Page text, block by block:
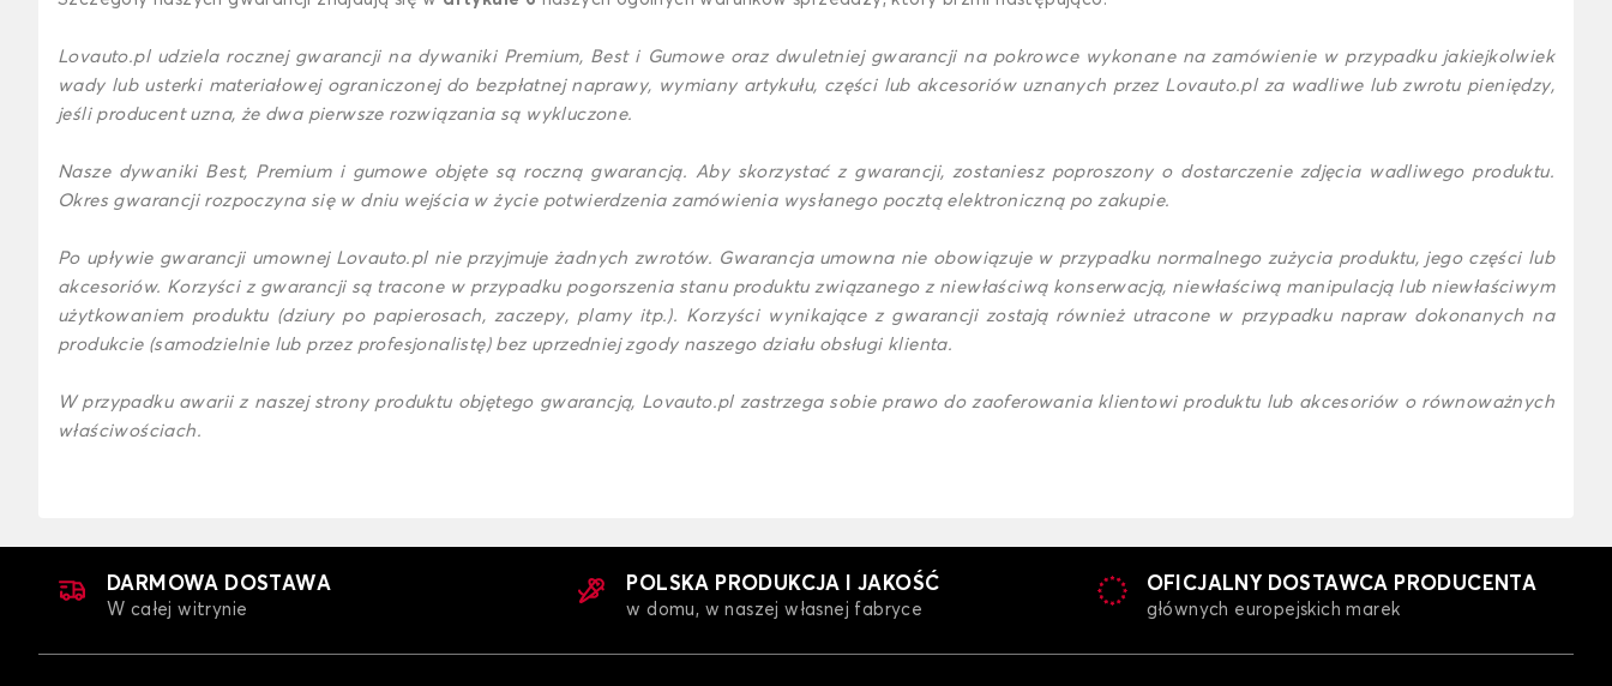
Lovauto.pl udziela rocznej gwarancji na dywaniki Premium, Best i Gumowe oraz dwuletniej gwarancji na pokrowce wykonane na zamówienie w przypadku jakiejkolwiek
wady lub usterki materiałowej ograniczonej do bezpłatnej naprawy, wymiany artykułu, części lub akcesoriów uznanych przez Lovauto.pl za wadliwe lub zwrotu pieniędzy,
jeśli producent uzna, że dwa pierwsze rozwiązania są wykluczone.
Nasze dywaniki Best, Premium i gumowe objęte są roczną gwarancją. Aby skorzystać z gwarancji, zostaniesz poproszony o dostarczenie zdjęcia wadliwego produktu.
Okres gwarancji rozpoczyna się w dniu wejścia w życie potwierdzenia zamówienia wysłanego pocztą elektroniczną po zakupie.
Po upływie gwarancji umownej Lovauto.pl nie przyjmuje żadnych zwrotów. Gwarancja umowna nie obowiązuje w przypadku normalnego zużycia produktu, jego części lub
akcesoriów. Korzyści z gwarancji są tracone w przypadku pogorszenia stanu produktu związanego z niewłaściwą konserwacją, niewłaściwą manipulacją lub niewłaściwym
użytkowaniem produktu (dziury po papierosach, zaczepy, plamy itp.). Korzyści wynikające z gwarancji zostają również utracone w przypadku napraw dokonanych na
produkcie (samodzielnie lub przez profesjonalistę) bez uprzedniej zgody naszego działu obsługi klienta.
W przypadku awarii z naszej strony produktu objętego gwarancją, Lovauto.pl zastrzega sobie prawo do zaoferowania klientowi produktu lub akcesoriów o równoważnych
właściwościach.
DARMOWA DOSTAWA
W całej witrynie
POLSKA PRODUKCJA I JAKOŚĆ
w domu, w naszej własnej fabryce
OFICJALNY DOSTAWCA PRODUCENTA
głównych europejskich marek